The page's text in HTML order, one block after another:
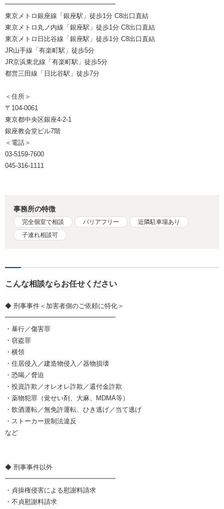
━━━━━━━━━━━━━━━━━
東京メトロ銀座線「銀座駅」徒歩1分 C8出口直結
東京メトロ丸ノ内線「銀座駅」徒歩1分 C8出口直結
東京メトロ日比谷線「銀座駅」徒歩1分 C8出口直結
JR山手線「有楽町駅」徒歩5分
JR京浜東北線「有楽町駅」徒歩5分
都営三田線「日比谷駅」徒歩7分
＜住所＞
〒104-0061
東京都中央区銀座4-2-1
銀座教会堂ビル7階
＜電話＞
03-5159-7600
045-316-1111
事務所の特徴
完全個室で相談 バリアフリー
近隣駐車場あり
子連れ相談可
こんな相談ならお任せください
◆ 刑事事件＜加害者側のご依頼に特化＞
━━━━━━━━━━━━━━━━━
・暴行／傷害罪
・窃盗罪
・横領
・住居侵入／建造物侵入／器物損壊
・恐喝／脅迫
・投資詐欺／オレオレ詐欺／還付金詐欺
・薬物犯罪（覚せい剤、大麻、MDMA等）
・飲酒運転／無免許運転、ひき逃げ／当て逃げ
・ストーカー規制法違反
など
◆ 刑事事件以外
━━━━━━━━━━━━━━━━━
・貞操権侵害による慰謝料請求
・不貞慰謝料請求